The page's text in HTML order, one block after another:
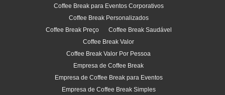
Coffee Break para Eventos Corporativos
Coffee Break Personalizados
Coffee Break Preço
Coffee Break Saudável
Coffee Break Valor
Coffee Break Valor Por Pessoa
Empresa de Coffee Break
Empresa de Coffee Break para Eventos
Empresa de Coffee Break Simples